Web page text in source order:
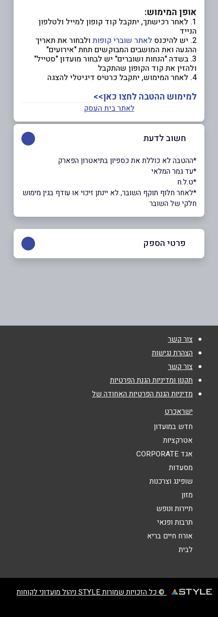
אופן המימוש:
1. לאחר רכישתך, יתקבל קוד קופון למייל ולטלפון
הנייד
2. יש להיכנס לאתר שוברי קופות ולבחור את תאריך
ההגעה ואת המושבים המבוקשים תחת "אירועים"
3. בשדה "הנחות ושוברים" יש לבחור מועדון "סטייל"
ולהזין את קוד הקופון שהתקבל
4. לאחר המימוש, יתקבל כרטיס דיגיטלי להצגה
למימוש ההטבה לחצו כאן>>
לאתר בית העסק
חשוב לדעת
*ההטבה לא כוללת את כספיון בתיאטרון הפארק
*עד גמר המלאי
*ט.ל.ח
*לאחר חלוף תוקף השובר, לא יינתן זיכוי או עודף בגין מימוש
חלקי של השובר
פרטי הספק
שם מלא
טלפון*
נושא*
אנא חזרו אלי בקשר ל...
הודעה*
צור קשר
הצהרת נגישות
צור קשר
תקנון ומדיניות הגנת הפרטיות
מדיניות הגנת הפרטיות האחודה של
ישראכרט
חדש במועדון
אטרקציות
אגד CORPORATE
מסעדות
שופינג וצרכנות
מזון
תיירות ונופש
תרבות ופנאי
אורח חיים בריא
לבית
© כל הזכויות שמורות STYLE ניהול מועדוני לקוחות